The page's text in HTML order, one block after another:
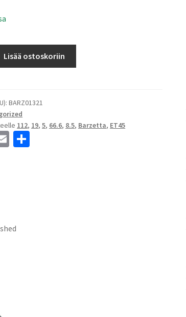
Lisää ostoskoriin
BARZ01321
112, 19,5, 66.6, 8.5, Barzetta, ET45
E